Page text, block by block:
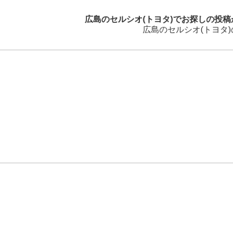
広島のセルシオ(トヨタ)でお探しの投
広島のセルシオ(トヨタ